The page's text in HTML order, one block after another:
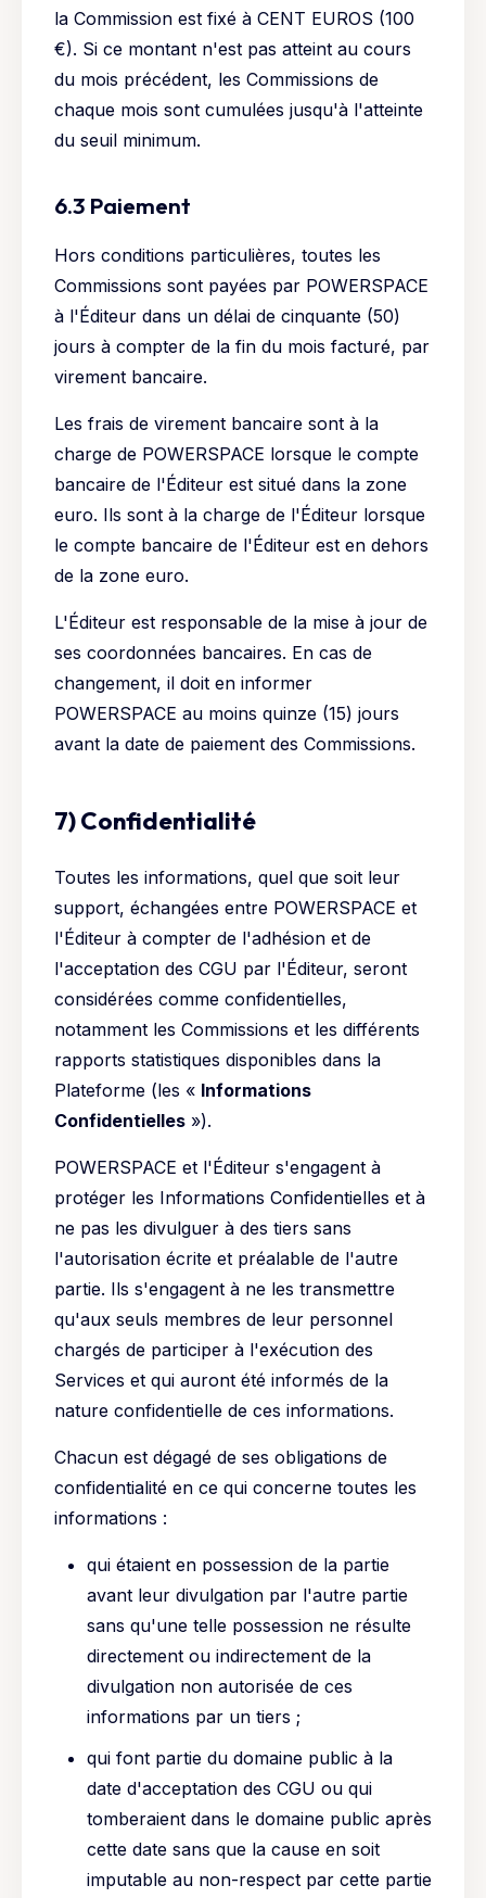
la Commission est fixé à CENT EUROS (100
€). Si ce montant n'est pas atteint au cours
du mois précédent, les Commissions de
chaque mois sont cumulées jusqu'à l'atteinte
du seuil minimum.
6.3 Paiement
Hors conditions particulières, toutes les
Commissions sont payées par POWERSPACE
à l'Éditeur dans un délai de cinquante (50)
jours à compter de la fin du mois facturé, par
virement bancaire.
Les frais de virement bancaire sont à la
charge de POWERSPACE lorsque le compte
bancaire de l'Éditeur est situé dans la zone
euro. Ils sont à la charge de l'Éditeur lorsque
le compte bancaire de l'Éditeur est en dehors
de la zone euro.
L'Éditeur est responsable de la mise à jour de
ses coordonnées bancaires. En cas de
changement, il doit en informer
POWERSPACE au moins quinze (15) jours
avant la date de paiement des Commissions.
7) Confidentialité
Toutes les informations, quel que soit leur
support, échangées entre POWERSPACE et
l'Éditeur à compter de l'adhésion et de
l'acceptation des CGU par l'Éditeur, seront
considérées comme confidentielles,
notamment les Commissions et les différents
rapports statistiques disponibles dans la
Plateforme (les « Informations
Confidentielles »).
POWERSPACE et l'Éditeur s'engagent à
protéger les Informations Confidentielles et à
ne pas les divulguer à des tiers sans
l'autorisation écrite et préalable de l'autre
partie. Ils s'engagent à ne les transmettre
qu'aux seuls membres de leur personnel
chargés de participer à l'exécution des
Services et qui auront été informés de la
nature confidentielle de ces informations.
Chacun est dégagé de ses obligations de
confidentialité en ce qui concerne toutes les
informations :
qui étaient en possession de la partie
avant leur divulgation par l'autre partie
sans qu'une telle possession ne résulte
directement ou indirectement de la
divulgation non autorisée de ces
informations par un tiers ;
qui font partie du domaine public à la
date d'acceptation des CGU ou qui
tomberaient dans le domaine public après
cette date sans que la cause en soit
imputable au non-respect par cette partie